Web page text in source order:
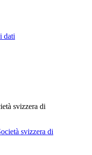
dati
svizzera di